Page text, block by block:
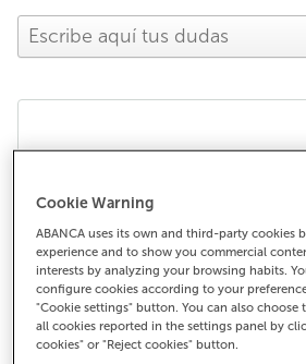
¿Cómo puedo
un siniestro
tengo un
ABANCA?
Cookie Warning
ABANCA uses its own and third-party cookies
experience and to show you commercial
interests by analyzing your browsing habits.
configure cookies according to your
"Cookie settings" button. You can also choose
all cookies reported in the settings panel by
cookies" or "Reject cookies" button.